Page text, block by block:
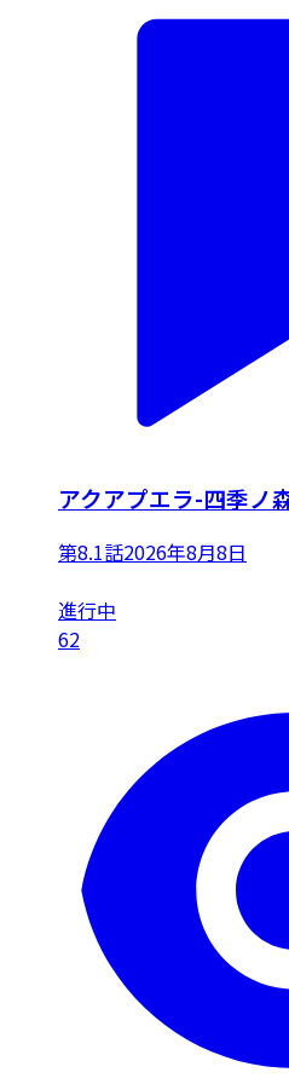
アクアプエラ-四季ノ
第8.1話2026年8月8日
進行中
62